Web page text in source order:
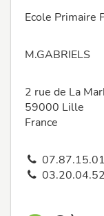
Ecole Primaire
M.GABRIELS
2 rue de La
59000 Lille
France